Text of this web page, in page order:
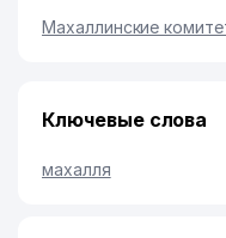
Махаллинские
Ключевые слова
махалля